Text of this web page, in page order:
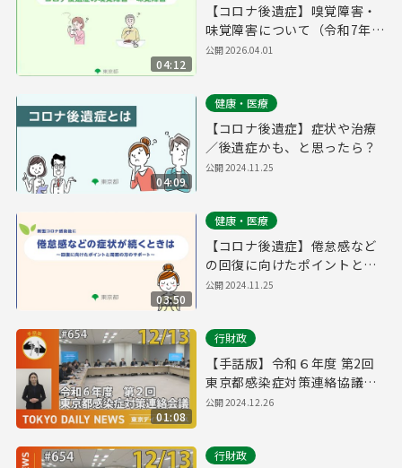
04:12
【コロナ後遺症】嗅覚障害・
味覚障害について（令和7年度
作成）
公開2026.04.01
04:09
健康・医療
【コロナ後遺症】症状や治療
／後遺症かも、と思ったら？
公開2024.11.25
03:50
健康・医療
【コロナ後遺症】倦怠感など
の回復に向けたポイントと周
囲の方のサポート
公開2024.11.25
01:08
行財政
【手話版】令和６年度 第2回
東京都感染症対策連絡協議会
（令和6年12月13日 東京デイ
公開2024.12.26
行財政